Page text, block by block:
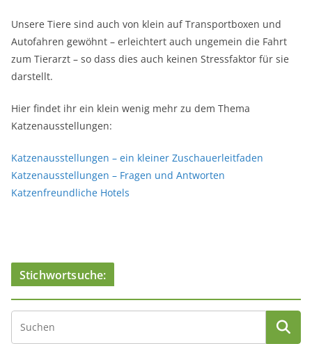
Unsere Tiere sind auch von klein auf Transportboxen und
Autofahren gewöhnt – erleichtert auch ungemein die Fahrt
zum Tierarzt – so dass dies auch keinen Stressfaktor für sie
darstellt.
Hier findet ihr ein klein wenig mehr zu dem Thema
Katzenausstellungen:
Katzenausstellungen – ein kleiner Zuschauerleitfaden
Katzenausstellungen – Fragen und Antworten
Katzenfreundliche Hotels
Stichwortsuche: